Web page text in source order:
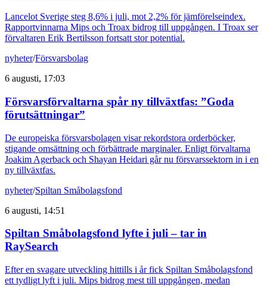
Lancelot Sverige steg 8,6% i juli, mot 2,2% för jämförelseindex.
Rapportvinnarna Mips och Troax bidrog till uppgången. I Troax ser
förvaltaren Erik Bertilsson fortsatt stor potential.
nyheter/Försvarsbolag
6 augusti, 17:03
Försvarsförvaltarna spår ny tillväxtfas: ”Goda
förutsättningar”
De europeiska försvarsbolagen visar rekordstora orderböcker,
stigande omsättning och förbättrade marginaler. Enligt förvaltarna
Joakim Agerback och Shayan Heidari går nu försvarssektorn in i en
ny tillväxtfas.
nyheter/Spiltan Småbolagsfond
6 augusti, 14:51
Spiltan Småbolagsfond lyfte i juli – tar in
RaySearch
Efter en svagare utveckling hittills i år fick Spiltan Småbolagsfond
ett tydligt lyft i juli. Mips bidrog mest till uppgången, medan